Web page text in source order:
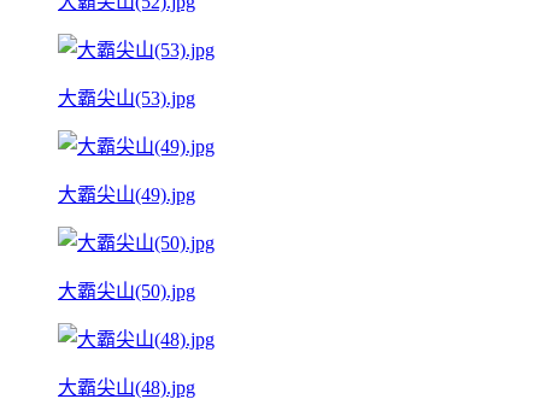
大霸尖山(53).jpg
大霸尖山(49).jpg
大霸尖山(50).jpg
大霸尖山(48).jpg